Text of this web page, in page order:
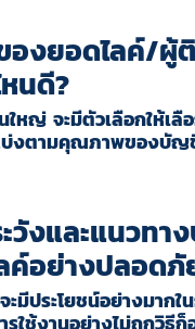
องยอดไลค์/ผู้
นดี?
ใหญ่ จะมีตัวเลือกให้เลื
บ่งตามคุณภาพของบั
วังและแนวทา
ค์อย่างปลอดภั
ะมีประโยชน์อย่างมากใ